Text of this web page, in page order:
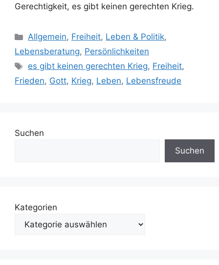
Gerechtigkeit, es gibt keinen gerechten Krieg.
Kategorien
Allgemein, Freiheit, Leben & Politik,
Lebensberatung, Persönlichkeiten
Schlagwörter
es gibt keinen gerechten Krieg, Freiheit,
Frieden, Gott, Krieg, Leben, Lebensfreude
Suchen
Suchen
Kategorien